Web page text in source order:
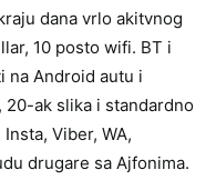
dana vrlo akitvnog
10 posto wifi. BT i
na Android autu i
20-ak slika i standardno
Viber, WA,
drugare sa Ajfonima.